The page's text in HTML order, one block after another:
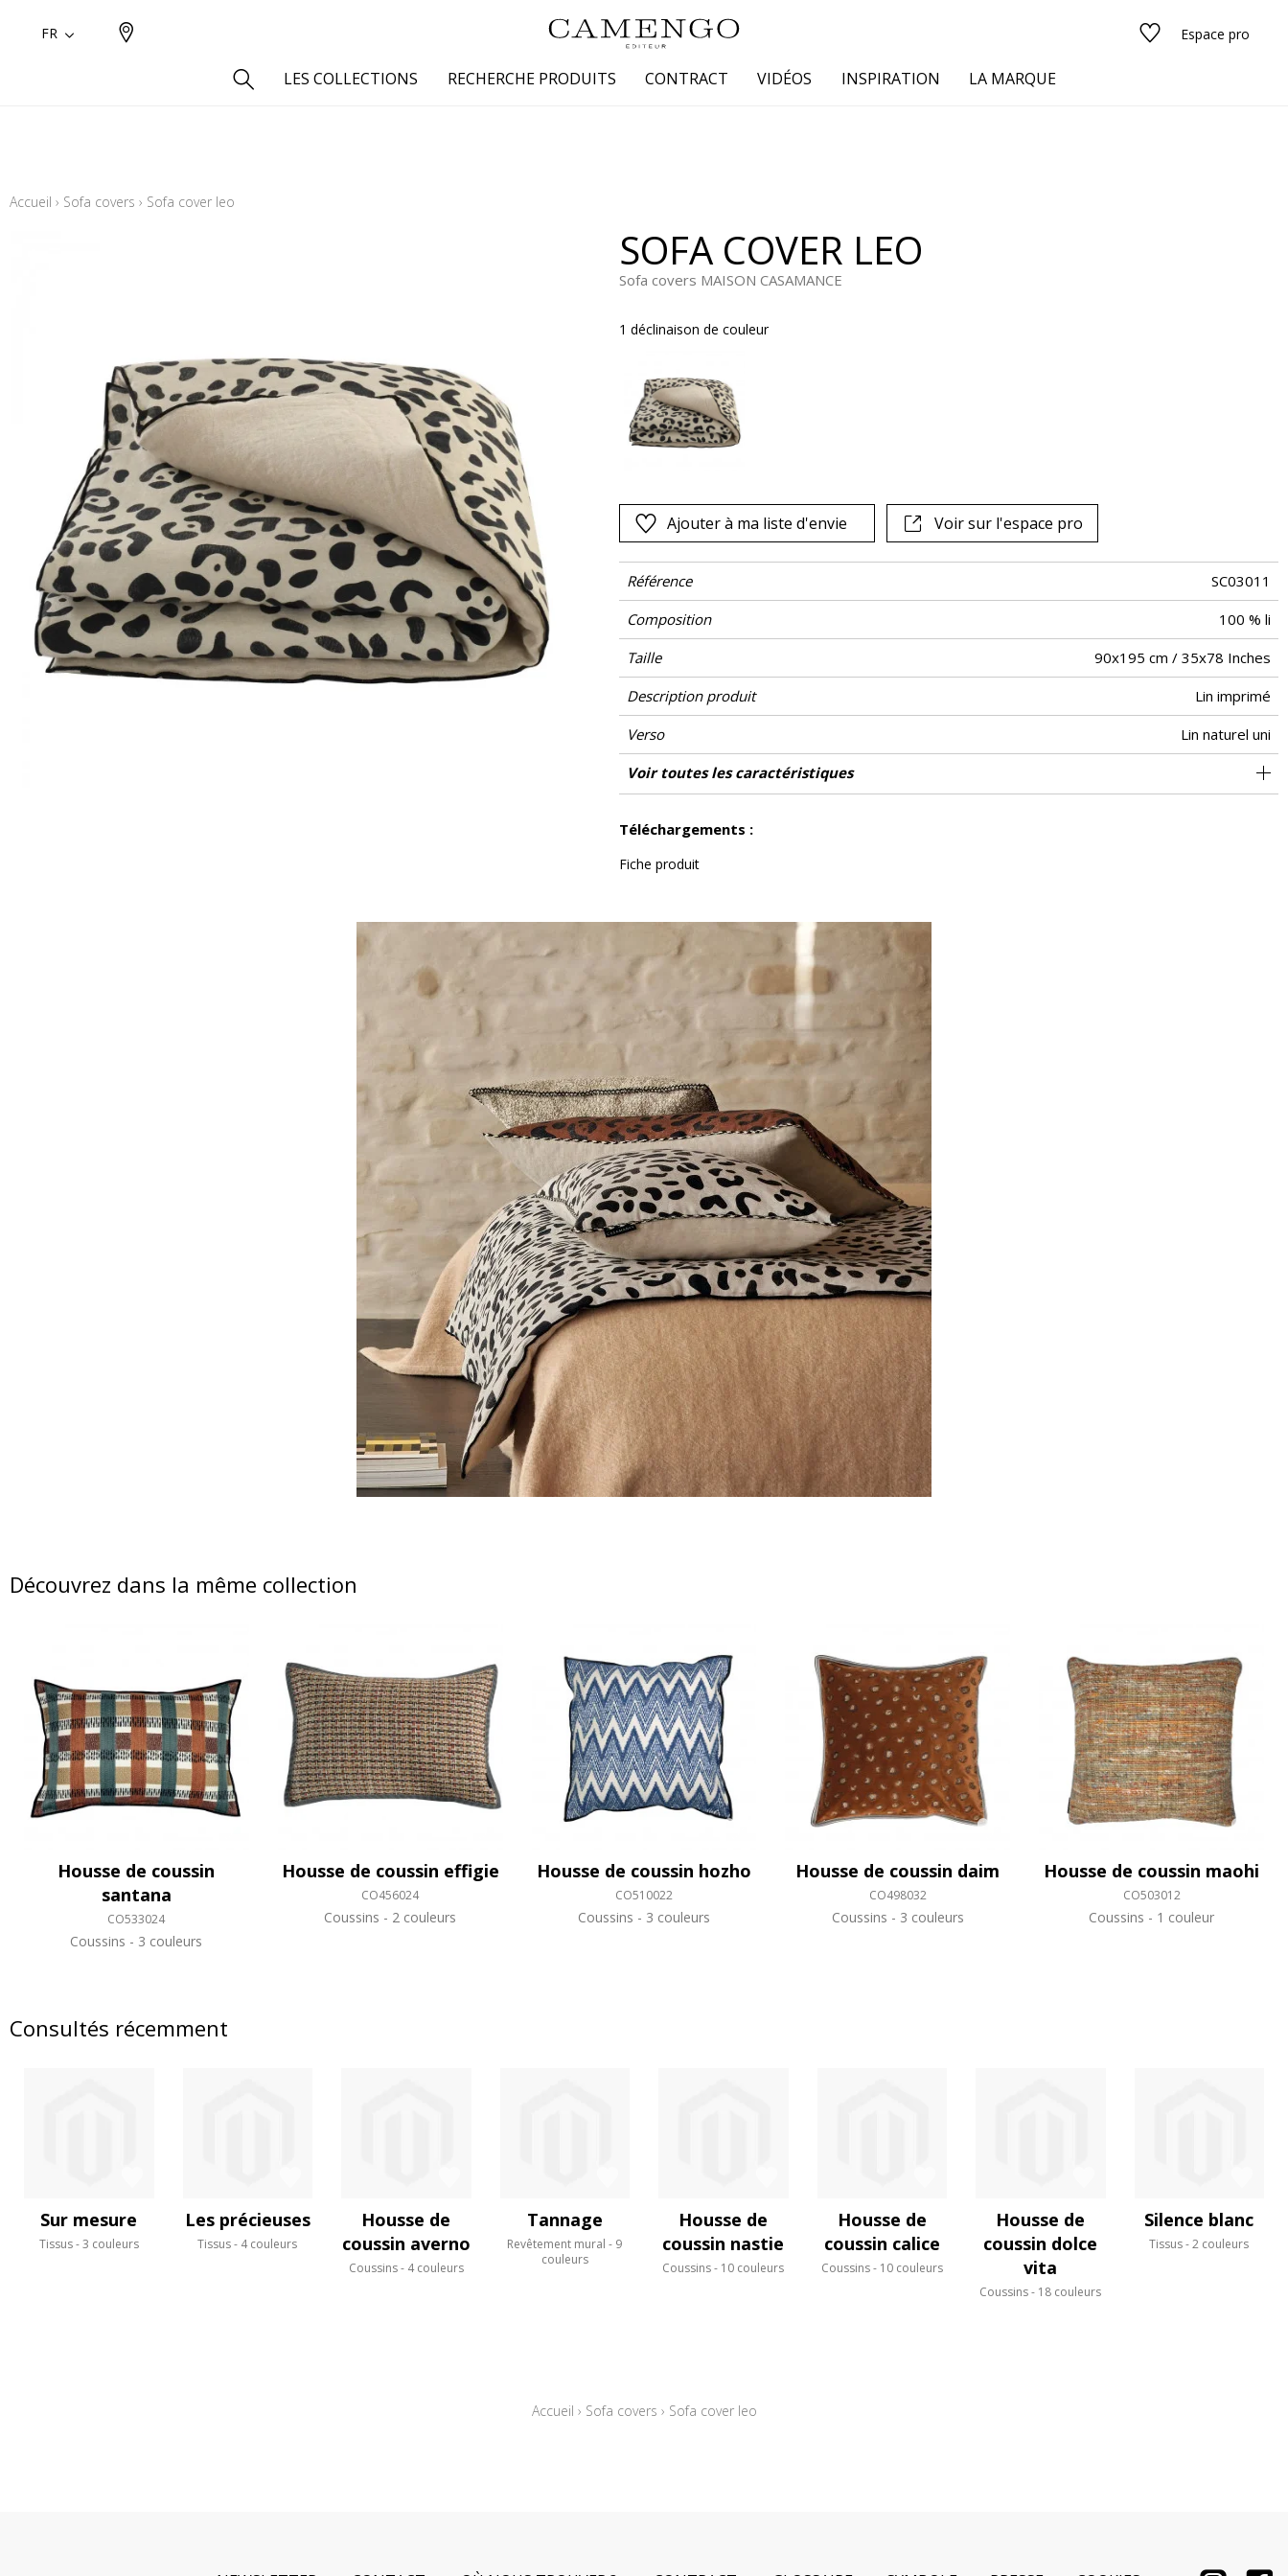
FR Espace pro
LES COLLECTIONS RECHERCHE PRODUITS
Laine
Lin
Polyester
Satin
Taffetas
Petits motifs
Bleu
Gris
Vert
Violet
CONTRACT VIDÉOS INSPIRATION LA MARQUE
Accueil › Sofa covers › Sofa cover leo
SOFA COVER LEO
Sofa covers MAISON CASAMANCE
1 déclinaison de couleur
Ajouter à ma liste d'envie Voir sur l'espace pro
Référence
SC03011
Composition
100 % li
Taille
90x195 cm / 35x78 Inches
Description produit
Lin imprimé
Verso
Lin naturel uni
Finition
Point bourdon
Entretien
Pays d'origine Tunisie
Garnissage 100 % pes - 250g/m²
Voir toutes les caractéristiques
Téléchargements :
Fiche produit
Découvrez dans la même collection
Housse de coussin
santana
CO533024
Coussins 3 couleurs
Housse de coussin effigie
CO456024
Coussins 2 couleurs
Housse de coussin hozho
CO510022
Coussins 3 couleurs
Housse de coussin daim
CO498032
Coussins 3 couleurs
Housse de coussin maohi
CO503012
Coussins 1 couleur
Consultés récemment
Sur mesure
Tissus 3 couleurs
Les précieuses
Tissus 4 couleurs
Housse de
coussin averno
Coussins 4 couleurs
Tannage
Revêtement mural
9
couleurs
Housse de
coussin nastie
Coussins 10 couleurs
Housse de
coussin calice
Coussins 10 couleurs
Housse de
coussin dolce
vita
Coussins 18 couleurs
Silence blanc
Tissus 2 couleurs
Accueil › Sofa covers › Sofa cover leo